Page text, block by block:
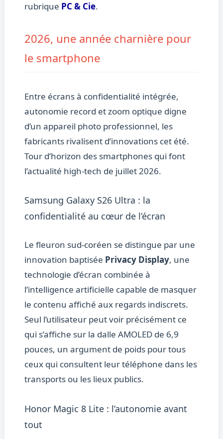
rubrique PC & Cie.
2026, une année charnière pour
le smartphone
Entre écrans à confidentialité intégrée,
autonomie record et zoom optique digne
d’un appareil photo professionnel, les
fabricants rivalisent d’innovations cet été.
Tour d’horizon des smartphones qui font
l’actualité high-tech de juillet 2026.
Samsung Galaxy S26 Ultra : la
confidentialité au cœur de l’écran
Le fleuron sud-coréen se distingue par une
innovation baptisée Privacy Display, une
technologie d’écran combinée à
l’intelligence artificielle capable de masquer
le contenu affiché aux regards indiscrets.
Seul l’utilisateur peut voir précisément ce
qui s’affiche sur la dalle AMOLED de 6,9
pouces, un argument de poids pour tous
ceux qui consultent leur téléphone dans les
transports ou les lieux publics.
Honor Magic 8 Lite : l’autonomie avant
tout